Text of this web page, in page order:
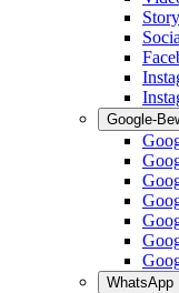
Google-
WhatsApp